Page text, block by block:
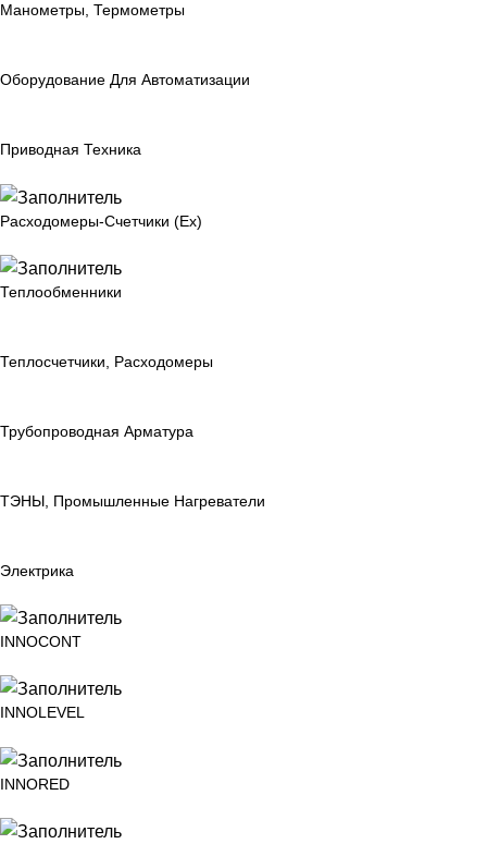
Манометры, Термометры
Оборудование Для Автоматизации
Приводная Техника
Расходомеры-Счетчики (Ex)
Теплообменники
Теплосчетчики, Расходомеры
Трубопроводная Арматура
ТЭНЫ, Промышленные Нагреватели
Электрика
INNOCONT
INNOLEVEL
INNORED